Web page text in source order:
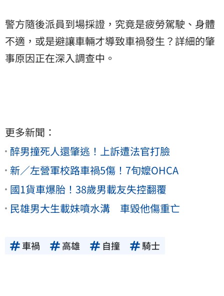
警方隨後派員到場採證，究竟是疲勞駕駛、身體
不適，或是避讓車輛才導致車禍發生？詳細的肇
事原因正在深入調查中。
更多新聞：
醉男撞死人還肇逃！上訴遭法官打臉
新／左營軍校路車禍5傷！7旬嬤OHCA
國1貨車爆胎！38歲男載友失控翻覆
民雄男大生載妹噴水溝 車毀他傷重亡
車禍 高雄 自撞 騎士